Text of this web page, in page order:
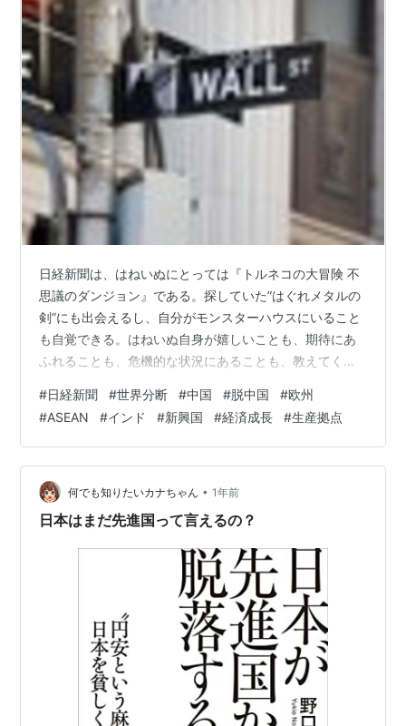
日経新聞は、はねいぬにとっては『トルネコの大冒険 不
思議のダンジョン』である。探していた”はぐれメタルの
剣”にも出会えるし、自分がモンスターハウスにいること
も自覚できる。はねいぬ自身が嬉しいことも、期待にあ
ふれることも、危機的な状況にあることも、教えてくれ
はねいぬ自身である。そのための有力な情報源こそが日
経新聞で、それをうまく活用できればトルネコ同様、自
身の状況を楽しみながら目的に到達できると信じてい
る。 7面：企業、世界分断の先探る 「世界分断」という
よりも、リスクヘッジとコスト削減の両立を探っている
感じではないかな。「生産・原料産出の、国・…
#日経新聞 #世界分断 #中国 #脱中国 #欧州
#ASEAN #インド #新興国 #経済成長 #生産拠点
何でも知りたいカナちゃん • 1年前
日本はまだ先進国って言えるの？